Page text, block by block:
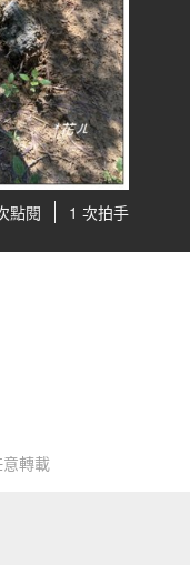
點閱 1 次拍手
轉載